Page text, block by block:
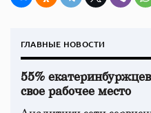
ГЛАВНЫЕ НОВОСТИ
55%
свое рабочее место